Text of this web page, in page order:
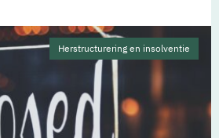
Herstructurering en insolventie